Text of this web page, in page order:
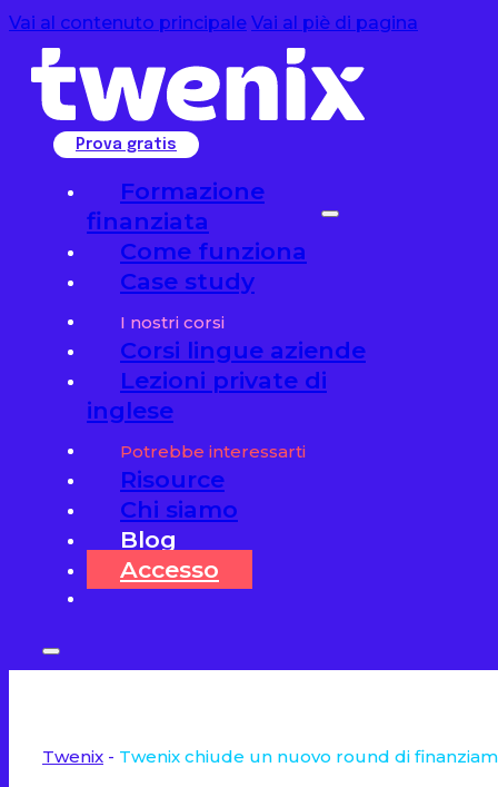
Vai al contenuto principale Vai al piè di pagina
Prova gratis
Formazione
finanziata
Come funziona
Case study
I nostri corsi
Corsi lingue aziende
Lezioni private di
inglese
Potrebbe interessarti
Risource
Chi siamo
Blog
Accesso
Twenix - Twenix chiude un nuovo round di